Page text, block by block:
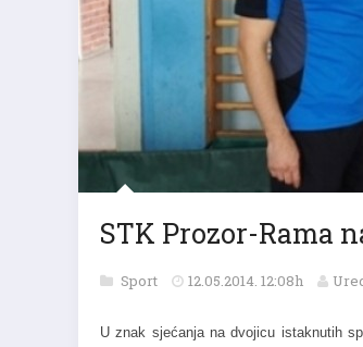
STK Prozor-Rama
Sport 12.05.2014. 12:08h
U znak sjećanja na dvojicu istaknutih